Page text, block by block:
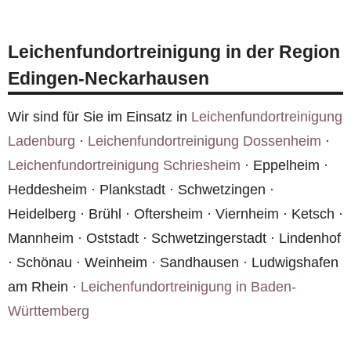
werden können.
Edingen-Neckarhausen eigenständig
durchführen. Sie erhalten eine Dokumentation
der durchgeführten Arbeiten.
Leichenfundortreinigung in der Region
Edingen-Neckarhausen
Wir sind für Sie im Einsatz in Leichenfundortreinigung
Ladenburg · Leichenfundortreinigung Dossenheim ·
Leichenfundortreinigung Schriesheim · Eppelheim ·
Heddesheim · Plankstadt · Schwetzingen ·
Heidelberg · Brühl · Oftersheim · Viernheim · Ketsch ·
Mannheim · Oststadt · Schwetzingerstadt · Lindenhof
· Schönau · Weinheim · Sandhausen · Ludwigshafen
am Rhein · Leichenfundortreinigung in Baden-
Württemberg